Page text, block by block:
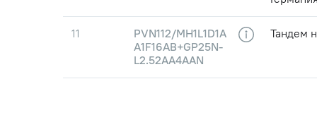
11
PVN112/MH1L1D1A
A1F16AB+GP25N-
L2.52AA4AAN
Тандем